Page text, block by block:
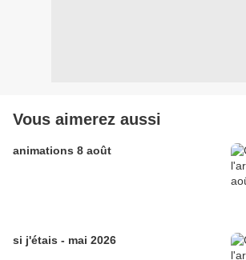
Vous aimerez aussi
animations 8 août
si j'étais - mai 2026